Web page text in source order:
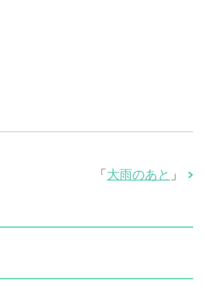
「 大雨のあと 」